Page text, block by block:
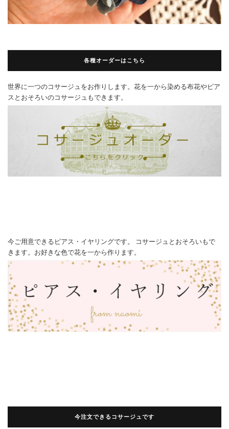
各種オーダーはこちら
世界に一つのコサージュをお作りします。花を一から染める布花やピア
スとおそろいのコサージュもできます。
今ご用意できるピアス・イヤリングです。 コサージュとおそろいもで
きます。お好きな色で花を一から作ります。
今注文できるコサージュです